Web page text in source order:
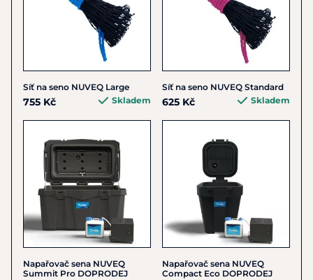
Síť na seno NUVEQ Large
755 Kč Skladem
Síť na seno NUVEQ Standard
625 Kč Skladem
Napařovač sena NUVEQ
Summit Pro DOPRODEJ
Napařovač sena NUVEQ
Compact Eco DOPRODEJ